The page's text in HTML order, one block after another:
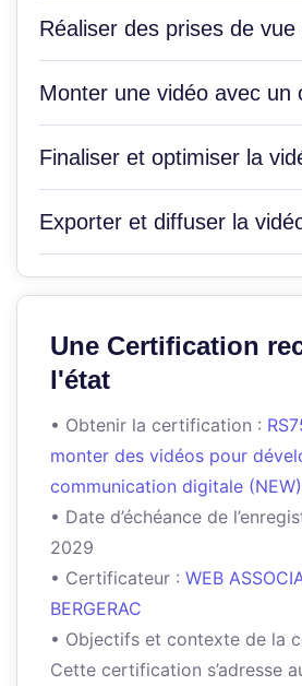
Réaliser des prises de
Monter une vidéo avec un
Finaliser et optimiser la
Exporter et diffuser la
Une Certification
l'état
• Obtenir la certification :
monter des vidéos pour
communication digitale (NEW)
• Date d’échéance de
2029
• Certificateur : WEB
BERGERAC
• Objectifs et contexte de la
Cette certification s’adresse